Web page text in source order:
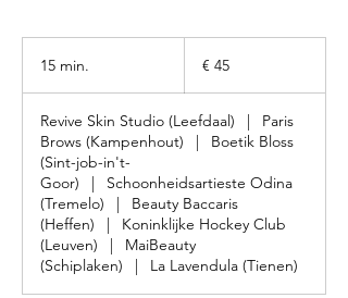
15 min.
i
n
.
€ 45
Revive Skin Studio (Leefdaal) |
Paris
Brows (Kampenhout)
|
Boetik Bloss
(Sint-job-in't-
Goor)
|
Schoonheidsartieste Odina
(Tremelo)
|
Beauty Baccaris
(Heffen)
|
Koninklijke Hockey Club
(Leuven)
|
MaiBeauty
(Schiplaken)
| La Lavendula (Tienen)